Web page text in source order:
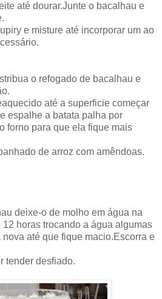
até dourar.Junte o bacalhau e
e misture até incorporar um ao
o refogado de bacalhau e
até a superficie começar
espalhe a batata palha por
forno para que ela fique mais
de arroz com amêndoas.
deixe-o de molho em água na
horas trocando a água algumas
até que fique macio.Escorra e
tender desfiado.